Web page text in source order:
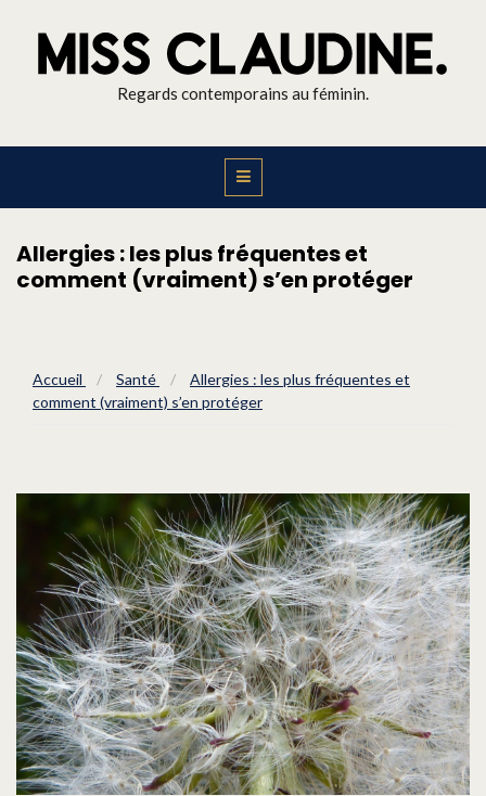
Regards contemporains au féminin.
Allergies : les plus fréquentes et
comment (vraiment) s’en protéger
Accueil / Santé /
Allergies : les plus fréquentes et
comment (vraiment) s’en protéger